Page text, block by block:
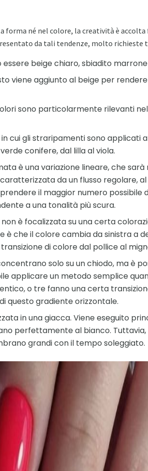
forma né nel colore, la creatività è
da tali tendenze, molto richieste
essere beige chiaro, sbiadito
viene aggiunto al beige per
sono particolarmente rilevanti
cui gli straripamenti sono applicati
conifere, dal lilla al viola.
è una variazione lineare, che sarà
da un flusso regolare,
il maggior numero possibile
a una tonalità più scura.
è focalizzata su una certa
è che il colore cambia da sinistra a
di colore dal pollice al
solo su un chiodo, ma è
applicare un metodo semplice
o tre fanno una certa
questo gradiente orizzontale.
in una giacca. Viene eseguito
perfettamente al bianco.
grandi con il tempo soleggiato.